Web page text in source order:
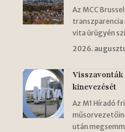
Az MCC
vita ürügyén
2026.
Visszavonták
kinevezését
Az M1 Híradó
után